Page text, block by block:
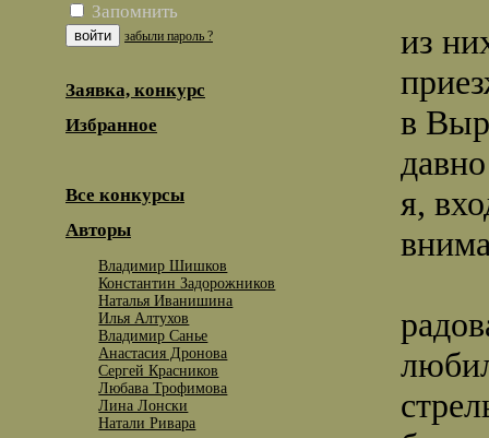
Запомнить
забыли пароль ?
Заявка, конкурс
Избранное
Все конкурсы
Авторы
Владимир Шишков
Константин Задорожников
Наталья Иванишина
Илья Алтухов
Владимир Санье
Анастасия Дронова
Сергей Красников
Любава Трофимова
Лина Лонски
Натали Ривара
из
в
я,